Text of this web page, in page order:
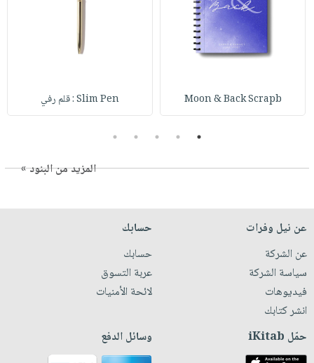
Moon & Back Scrapb Slim Pen : قلم رفي
1
2
3
4
5
المزيد من البنود »
عن نيل وفرات
عن الشركة
سياسة الشركة
فيديوهات
انشر كتابك
حسابك
حسابك
عربة التسوق
لائحة الأمنيات
حمّل iKitab وسائل الدفع